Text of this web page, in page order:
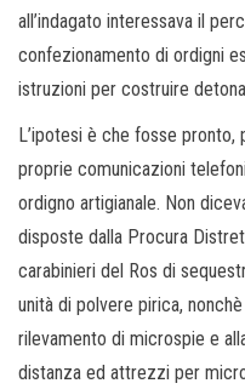
all’indagato interessava il
confezionamento di ordigni
istruzioni per costruire
L’ipotesi è che fosse pronto,
proprie comunicazioni
ordigno artigianale. Non
disposte dalla Procura
carabinieri del Ros di
unità di polvere pirica,
rilevamento di microspie e
distanza ed attrezzi per